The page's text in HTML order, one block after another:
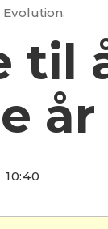
Evolution.
til
år
10:40